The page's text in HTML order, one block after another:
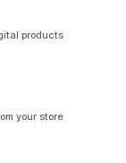
products
your store